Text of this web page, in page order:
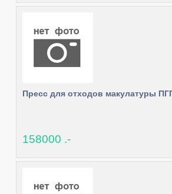
Пресс для отходов макулатуры
158000 .-